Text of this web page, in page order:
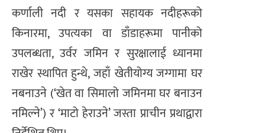
कर्णाली नदी र यसका सहायक नदीहरूको
किनारमा, उपत्यका वा डाँडाहरूमा पानीको
उपलब्धता, उर्वर जमिन र सुरक्षालाई ध्यानमा
राखेर स्थापित हुन्थे, जहाँ खेतीयोग्य जग्गामा घर
नबनाउने (‘खेत वा सिमालो जमिनमा घर बनाउन
नमिल्ने’) र ‘माटो हेराउने’ जस्ता प्राचीन प्रथाद्वारा